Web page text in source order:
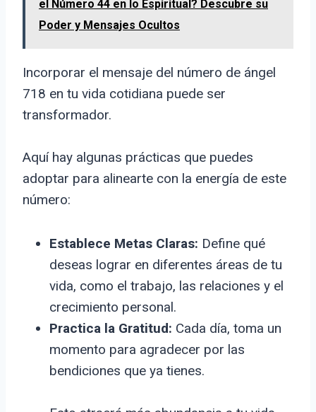
el Número 44 en lo Espiritual? Descubre su
Poder y Mensajes Ocultos
Incorporar el mensaje del número de ángel
718 en tu vida cotidiana puede ser
transformador.
Aquí hay algunas prácticas que puedes
adoptar para alinearte con la energía de este
número:
Establece Metas Claras: Define qué
deseas lograr en diferentes áreas de tu
vida, como el trabajo, las relaciones y el
crecimiento personal.
Practica la Gratitud: Cada día, toma un
momento para agradecer por las
bendiciones que ya tienes.